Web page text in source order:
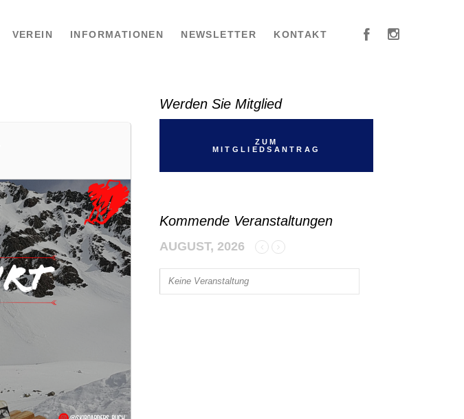
VEREIN INFORMATIONEN NEWSLETTER KONTAKT
Werden Sie Mitglied
ZUM
MITGLIEDSANTRAG
Kommende Veranstaltungen
AUGUST, 2026
Keine Veranstaltung